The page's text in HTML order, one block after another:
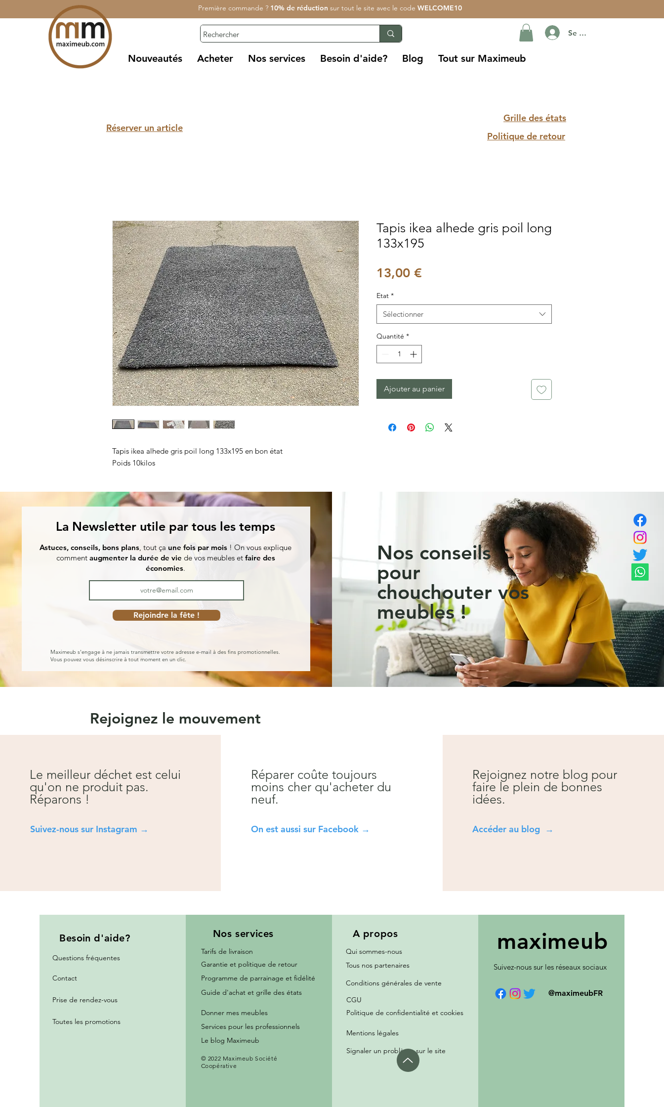
Nouveautés Acheter Nos services Besoin d'aide? Blog Tout sur Maximeub
Première commande ? 10% de réduction sur tout le site avec le code WELCOME10
Se connecter
Réserver un article
Grille des états
Politique de retour
Tapis ikea alhede gris poil long 133x195 en bon état
Poids 10kilos
Tapis ikea alhede gris poil long
133x195
13,00 €
Etat *
Sélectionner
Quantité *
Ajouter au panier
La Newsletter utile par tous les temps
Astuces, conseils, bons plans, tout ça une fois par mois ! On vous explique
comment augmenter la durée de vie de vos meubles et faire des
économies.
Rejoindre la fête !
Maximeub s'engage à ne jamais transmettre votre adresse e-mail à des fins promotionnelles.
Vous pouvez vous désinscrire à tout moment en un clic.
Nos conseils
pour
chouchouter vos
meubles !
Rejoignez le mouvement
Le meilleur déchet est celui
qu'on ne produit pas.
Réparons !
Suivez-nous sur Instagram →
Réparer coûte toujours
moins cher qu'acheter du
neuf.
On est aussi sur Facebook →
Rejoignez notre blog pour
faire le plein de bonnes
idées.
Accéder au blog →
Besoin d'aide?
Questions fréquentes
Contact
Prise de rendez-vous
Toutes les promotions
Nos services
Tarifs de livraison
Garantie et politique de retour
Programme de parrainage et fidélité
Guide d'achat et grille des états
Donner mes meubles
Services pour les professionnels
Le blog Maximeub
© 2022 Maximeub Société
Coopérative
A propos
Qui sommes-nous
Tous nos partenaires
Conditions générales de vente
CGU
Politique de confidentialité et cookies
Mentions légales
Signaler un problème sur le site
maximeub
Suivez-nous sur les réseaux sociaux
@maximeubFR